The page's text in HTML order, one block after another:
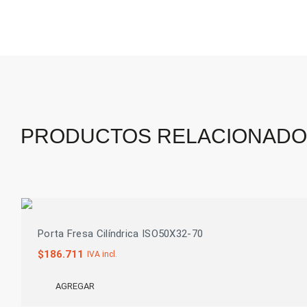
PRODUCTOS
Porta Fresa Cilíndrica ISO50X32-70
$186.711 IVA incl.
AGREGAR